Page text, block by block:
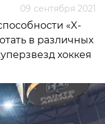
09 сентября 2021
«X-
в различных
хоккея